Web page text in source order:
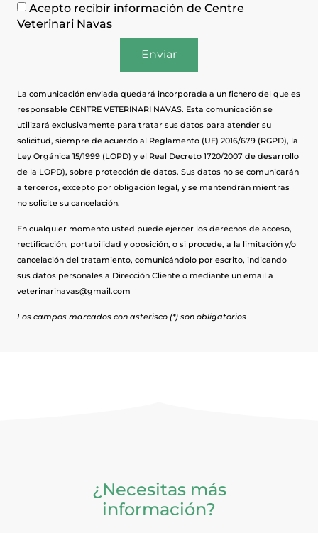
Acepto recibir información de Centre
Veterinari Navas
Enviar
La comunicación enviada quedará incorporada a un fichero del que es
responsable CENTRE VETERINARI NAVAS. Esta comunicación se
utilizará exclusivamente para tratar sus datos para atender su
solicitud, siempre de acuerdo al Reglamento (UE) 2016/679 (RGPD), la
Ley Orgánica 15/1999 (LOPD) y el Real Decreto 1720/2007 de desarrollo
de la LOPD), sobre protección de datos. Sus datos no se comunicarán
a terceros, excepto por obligación legal, y se mantendrán mientras
no solicite su cancelación.
En cualquier momento usted puede ejercer los derechos de acceso,
rectificación, portabilidad y oposición, o si procede, a la limitación y/o
cancelación del tratamiento, comunicándolo por escrito, indicando
sus datos personales a Dirección Cliente o mediante un email a
veterinarinavas@gmail.com
Los campos marcados con asterisco (*) son obligatorios
¿Necesitas más
información?